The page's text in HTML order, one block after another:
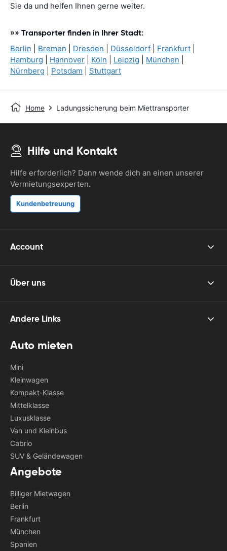
Sie da und helfen Ihnen gerne weiter.
»» Transporter finden in Ihrer Stadt:
Berlin Bremen Dresden Düsseldorf Frankfurt
Hamburg
Hannover Köln Leipzig München
Nürnberg
Potsdam Stuttgart
Home Ladungssicherung beim Miettransporter
Hilfe und Kontakt
Hilfe erforderlich? Dann wende dich an einen unserer
Vermietungsexperten.
Kundenbetreuung
Account
Über uns
Andere Links
Auto mieten
Mini
Kleinwagen
Kompakt-Klasse
Mittelklasse
Luxusklasse
Van und Kleinbus
Cabrio
SUV & Geländewagen
Angebote
Billiger Mietwagen
Berlin
Frankfurt
München
Spanien